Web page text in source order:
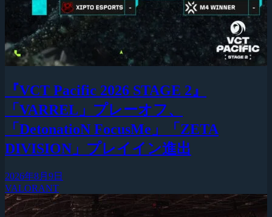
『VCT Pacific 2026 STAGE 2』
「VARREL」プレーオフ、
「DetonatioN FocusMe」「ZETA
DIVISION」プレイイン進出
2026年8月9日
VALORANT